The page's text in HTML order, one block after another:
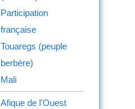
Participation
française
Touaregs (peuple
berbère)
Mali
Afique de l'Ouest